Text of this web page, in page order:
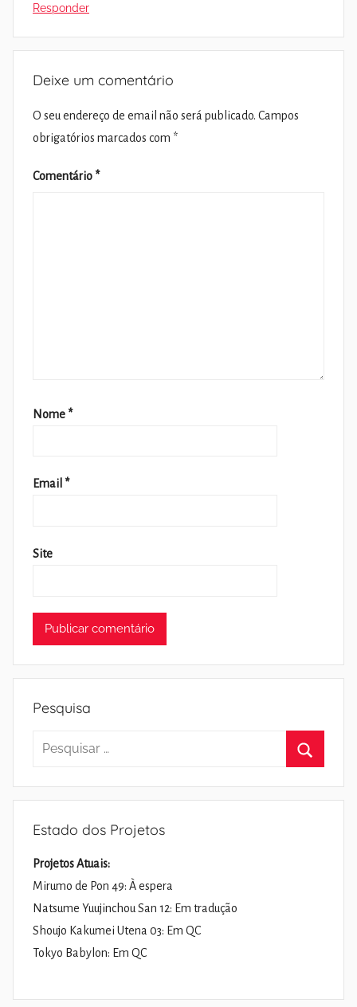
Responder
Deixe um comentário
O seu endereço de email não será publicado. Campos
obrigatórios marcados com *
Comentário *
Nome *
Email *
Site
Pesquisa
Pesquisar
Estado dos Projetos
Projetos Atuais:
Mirumo de Pon 49: À espera
Natsume Yuujinchou San 12: Em tradução
Shoujo Kakumei Utena 03: Em QC
Tokyo Babylon: Em QC